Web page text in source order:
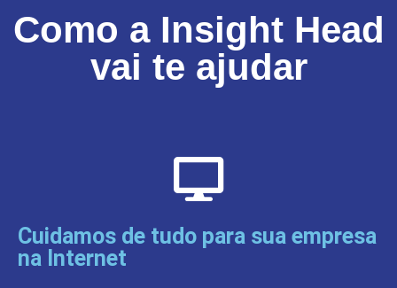
Como a Insight Head
vai te ajudar
Cuidamos de tudo para sua empresa
na Internet